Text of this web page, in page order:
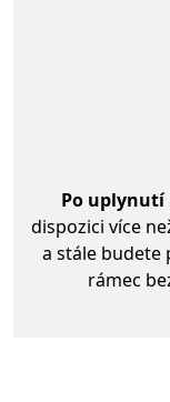
Po uplynutí
dispozici více
a stále budete
rámec